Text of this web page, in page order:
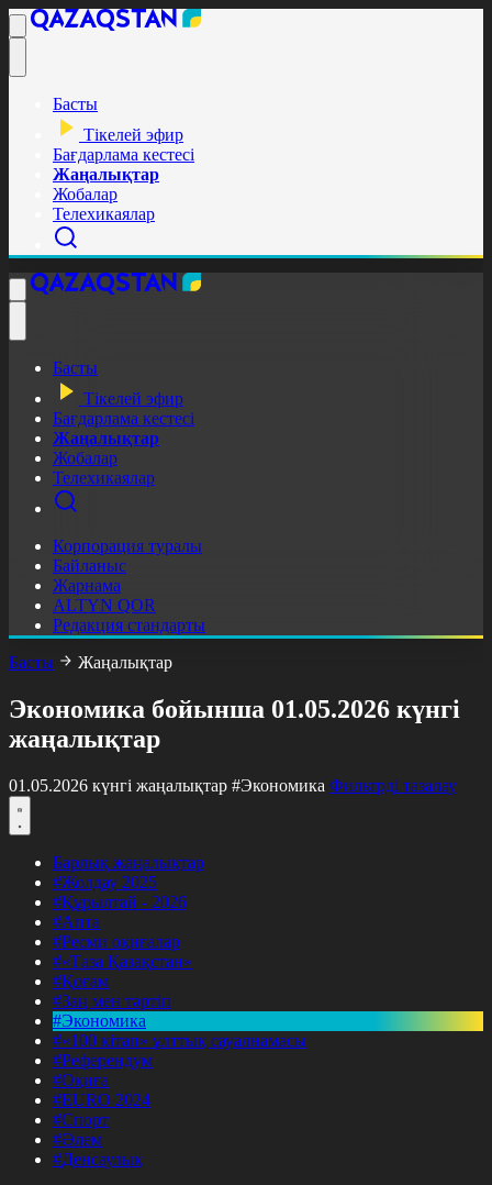
Басты
Тікелей эфир
Бағдарлама кестесі
Жаңалықтар
Жобалар
Телехикаялар
Басты
Тікелей эфир
Бағдарлама кестесі
Жаңалықтар
Жобалар
Телехикаялар
Корпорация туралы
Байланыс
Жарнама
ALTYN QOR
Редакция стандарты
Басты
Жаңалықтар
Экономика бойынша 01.05.2026 күнгі
жаңалықтар
01.05.2026 күнгі жаңалықтар #Экономика Фильтрді тазалау
Барлық жаңалықтар
#Жолдау 2025
#Құрылтай - 2026
#Апта
#Ресми оқиғалар
#«Таза Қазақстан»
#Қоғам
#Заң мен тәртіп
#Экономика
#«100 кітап» ұлттық сауалнамасы
#Референдум
#Оқиға
#EURO 2024
#Спорт
#Әлем
#Денсаулық